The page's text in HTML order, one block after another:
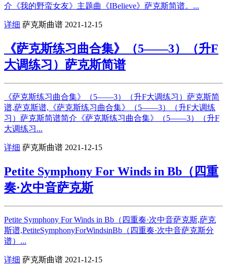
介《我的野蛮女友》主题曲《IBelieve》萨克斯简谱。...
详细 萨克斯曲谱 2021-12-15
《萨克斯练习曲合集》（5——3）（升F
大调练习）萨克斯简谱
《萨克斯练习曲合集》（5——3）（升F大调练习）萨克斯简
谱,萨克斯谱,《萨克斯练习曲合集》（5——3）（升F大调练
习）萨克斯简谱简介《萨克斯练习曲合集》（5——3）（升F
大调练习...
详细 萨克斯曲谱 2021-12-15
Petite Symphony For Winds in Bb（四重
奏·次中音萨克斯
Petite Symphony For Winds in Bb（四重奏·次中音萨克斯,萨克
斯谱,PetiteSymphonyForWindsinBb（四重奏·次中音萨克斯分
谱）...
详细 萨克斯曲谱 2021-12-15